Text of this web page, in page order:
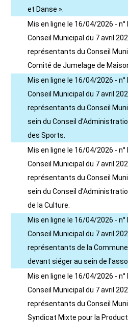
et Danse ».
Mis en ligne le 16/04/2026 - n°
Conseil Municipal du 7 avril
représentants du Conseil
Comité de Jumelage de
Mis en ligne le 16/04/2026 - n°
Conseil Municipal du 7 avril
représentants du Conseil
sein du Conseil
des Sports.
Mis en ligne le 16/04/2026 - n°
Conseil Municipal du 7 avril
représentants du Conseil
sein du Conseil
de la Culture.
Mis en ligne le 16/04/2026 - n°
Conseil Municipal du 7 avril
représentants de la
devant siéger au sein de
Mis en ligne le 16/04/2026 - n°
Conseil Municipal du 7 avril
représentants du Conseil
Syndicat Mixte pour la